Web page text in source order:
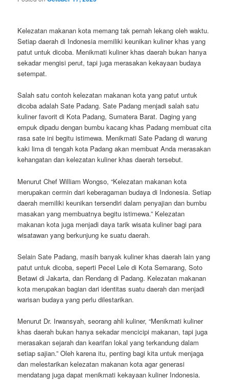
Kelezatan makanan kota memang tak pernah lekang oleh waktu.
Setiap daerah di Indonesia memiliki keunikan kuliner khas yang
patut untuk dicoba. Menikmati kuliner khas daerah bukan hanya
sekadar mengisi perut, tapi juga merasakan kekayaan budaya
setempat.
Salah satu contoh kelezatan makanan kota yang patut untuk
dicoba adalah Sate Padang. Sate Padang menjadi salah satu
kuliner favorit di Kota Padang, Sumatera Barat. Daging yang
empuk dipadu dengan bumbu kacang khas Padang membuat cita
rasa sate ini begitu istimewa. Menikmati Sate Padang di warung
kaki lima di tengah kota Padang akan membuat Anda merasakan
kehangatan dan kelezatan kuliner khas daerah tersebut.
Menurut Chef William Wongso, “Kelezatan makanan kota
merupakan cermin dari keberagaman budaya di Indonesia. Setiap
daerah memiliki keunikan tersendiri dalam penyajian dan bumbu
masakan yang membuatnya begitu istimewa.” Kelezatan
makanan kota juga menjadi daya tarik wisata kuliner bagi para
wisatawan yang berkunjung ke suatu daerah.
Selain Sate Padang, masih banyak kuliner khas daerah lain yang
patut untuk dicoba, seperti Pecel Lele di Kota Semarang, Soto
Betawi di Jakarta, dan Rendang di Padang. Kelezatan makanan
kota merupakan bagian dari identitas suatu daerah dan menjadi
warisan budaya yang perlu dilestarikan.
Menurut Dr. Irwansyah, seorang ahli kuliner, “Menikmati kuliner
khas daerah bukan hanya sekadar mencicipi makanan, tapi juga
merasakan sejarah dan kearifan lokal yang terkandung dalam
setiap sajian.” Oleh karena itu, penting bagi kita untuk menjaga
dan melestarikan kelezatan makanan kota agar generasi
mendatang juga dapat menikmati kekayaan kuliner Indonesia.